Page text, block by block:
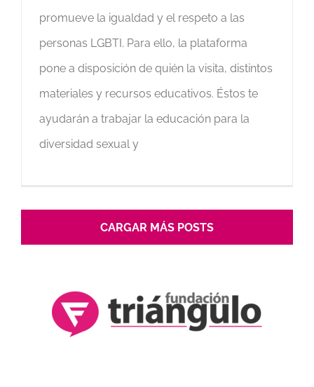
promueve la igualdad y el respeto a las
personas LGBTI. Para ello, la plataforma
pone a disposición de quién la visita, distintos
materiales y recursos educativos. Éstos te
ayudarán a trabajar la educación para la
diversidad sexual y
CARGAR MÁS POSTS